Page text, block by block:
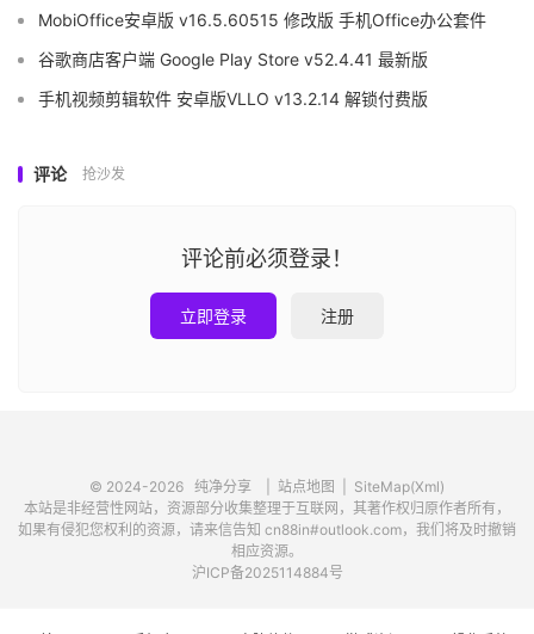
MobiOffice安卓版 v16.5.60515 修改版 手机Office办公套件
谷歌商店客户端 Google Play Store v52.4.41 最新版
手机视频剪辑软件 安卓版VLLO v13.2.14 解锁付费版
评论 抢沙发
评论前必须登录！
立即登录 注册
© 2024-2026 纯净分享 站点地图
SiteMap(Xml)
本站是非经营性网站，资源部分收集整理于互联网，其著作权归原作者所有，
如果有侵犯您权利的资源，请来信告知 cn88in#outlook.com，我们将及时撤销
相应资源。
沪ICP备2025114884号